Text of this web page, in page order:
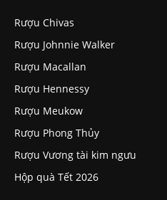
Rượu Chivas
Rượu Johnnie Walker
Rượu Macallan
Rượu Hennessy
Rượu Meukow
Rượu Phong Thủy
Rượu Vương tài kim ngưu
Hộp quà Tết 2026